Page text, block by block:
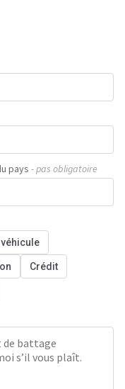
pays - pas obligatoire
véhicule
Crédit